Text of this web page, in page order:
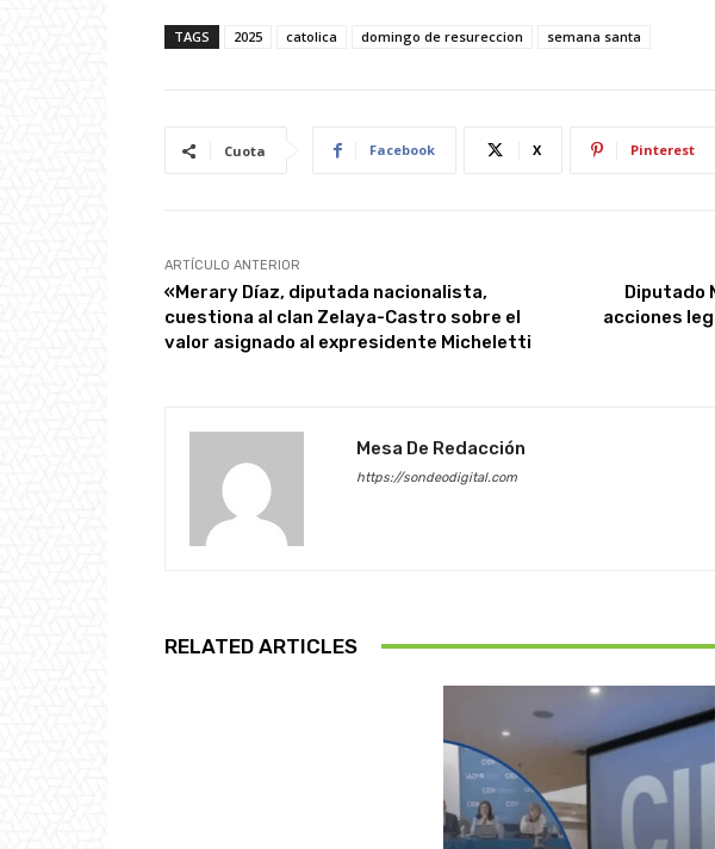
TAGS 2025 catolica domingo de resureccion semana santa
Cuota Facebook X Pinterest
ARTÍCULO ANTERIOR
«Merary Díaz, diputada nacionalista,
cuestiona al clan Zelaya-Castro sobre el
valor asignado al expresidente Micheletti
Diputado
acciones
Mesa De Redacción
https://sondeodigital.com
RELATED ARTICLES